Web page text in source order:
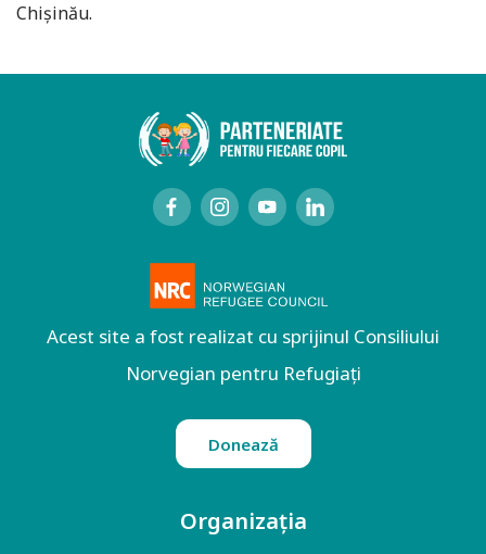
Chișinău.
Acest site a fost realizat cu sprijinul Consiliului
Norvegian pentru Refugiați
Donează
Organizația